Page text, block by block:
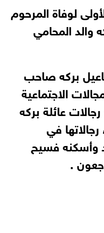
لوفاة المرحوم
والد المحامي
بركه صاحب
الاجتماعية
عائلة بركه
في
وأسكنه فسيح
.